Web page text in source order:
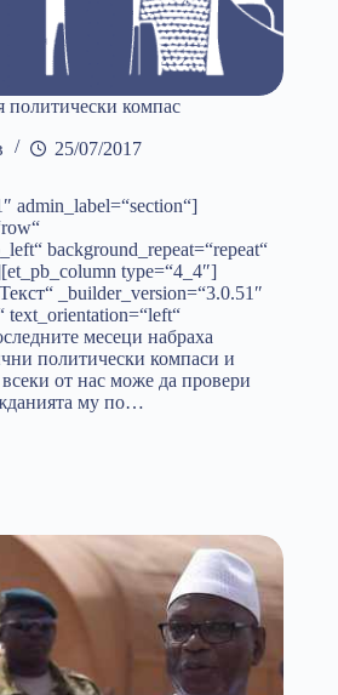
политически компас
25/07/2017
admin_label=“section“]
background_repeat=“repeat“
type=“4_4″]
_builder_version=“3.0.51″
text_orientation=“left“
месеци набраха
политически компаси и
от нас може да провери
му по…